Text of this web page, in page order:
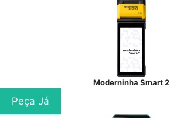
Moderninha Smart 2
Peça Já